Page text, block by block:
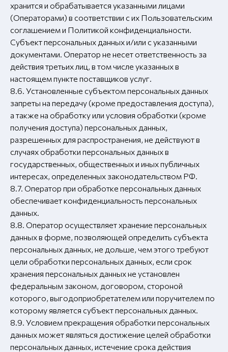
хранится и обрабатывается указанными лицами
(Операторами) в соответствии с их Пользовательским
соглашением и Политикой конфиденциальности.
Субъект персональных данных и/или с указанными
документами. Оператор не несет ответственность за
действия третьих лиц, в том числе указанных в
настоящем пункте поставщиков услуг.
8.6. Установленные субъектом персональных данных
запреты на передачу (кроме предоставления доступа),
а также на обработку или условия обработки (кроме
получения доступа) персональных данных,
разрешенных для распространения, не действуют в
случаях обработки персональных данных в
государственных, общественных и иных публичных
интересах, определенных законодательством РФ.
8.7. Оператор при обработке персональных данных
обеспечивает конфиденциальность персональных
данных.
8.8. Оператор осуществляет хранение персональных
данных в форме, позволяющей определить субъекта
персональных данных, не дольше, чем этого требуют
цели обработки персональных данных, если срок
хранения персональных данных не установлен
федеральным законом, договором, стороной
которого, выгодоприобретателем или поручителем по
которому является субъект персональных данных.
8.9. Условием прекращения обработки персональных
данных может являться достижение целей обработки
персональных данных, истечение срока действия